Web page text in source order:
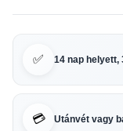
✅ 14 nap helyett,
💳 Utánvét vagy